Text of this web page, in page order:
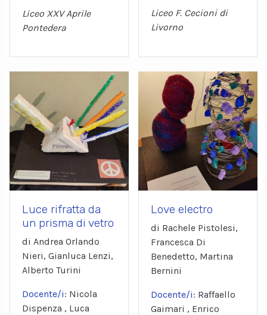
Liceo XXV Aprile
Pontedera
Liceo F. Cecioni di
Livorno
Luce rifratta da
un prisma di vetro
di Andrea Orlando
Nieri, Gianluca Lenzi,
Alberto Turini
Docente/i: Nicola
Dispenza , Luca
Love electro
di Rachele Pistolesi,
Francesca Di
Benedetto, Martina
Bernini
Docente/i: Raffaello
Gaimari , Enrico